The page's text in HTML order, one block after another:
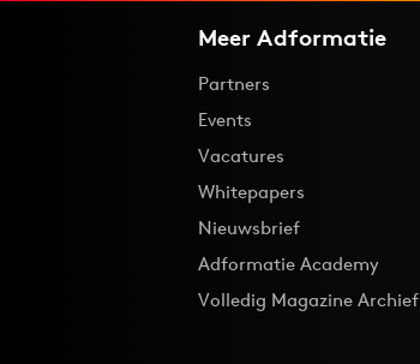
Meer Adformatie
Partners
Events
Vacatures
Whitepapers
Nieuwsbrief
Adformatie Academy
Volledig Magazine Archief